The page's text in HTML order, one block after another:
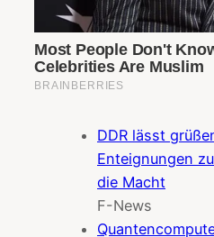
DDR lässt
Enteignungen
die Macht
F-News